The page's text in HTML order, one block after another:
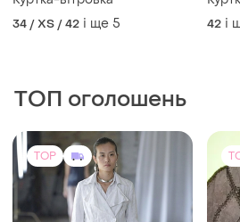
34 / XS / 42 і ще 5 42 і
ТОП оголошень
TOP